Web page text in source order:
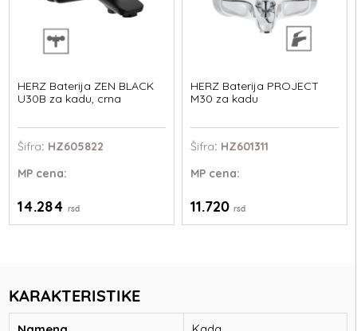
HERZ Baterija ZEN BLACK
U30B za kadu, crna
Šifra: HZ605822
MP cena:
14.284rsd
HERZ Baterija PROJECT
M30 za kadu
Šifra: HZ601311
MPcena:
11.720 rsd
KARAKTERISTIKE